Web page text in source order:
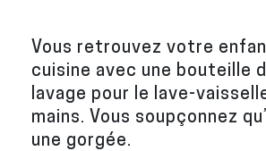
Vous retrouvez votre
cuisine avec une bouteille
lavage pour le lave-
mains. Vous soupçonnez
une gorgée.